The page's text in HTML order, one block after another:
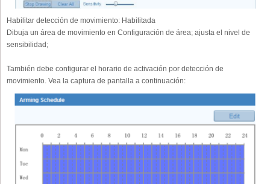
Habilitar detección de movimiento: Habilitada
Dibuja un área de movimiento en Configuración de área; ajusta el nivel de
sensibilidad;
También debe configurar el horario de activación por detección de
movimiento. Vea la captura de pantalla a continuación: